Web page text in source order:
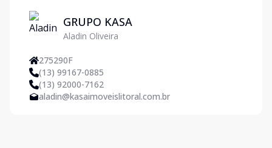
GRUPO KASA
Aladin Oliveira
275290F
(13) 99167-0885
(13) 92000-7162
aladin@kasaimoveislitoral.com.br